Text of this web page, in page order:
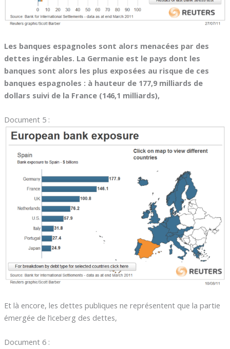
Les banques espagnoles sont alors menacées par des
dettes ingérables. La Germanie est le pays dont les
banques sont alors les plus exposées au risque de ces
banques espagnoles : à hauteur de 177,9 milliards de
dollars suivi de la France (146,1 milliards),
Document 5 :
Et là encore, les dettes publiques ne représentent que la partie
émergée de l’iceberg des dettes,
Document 6 :